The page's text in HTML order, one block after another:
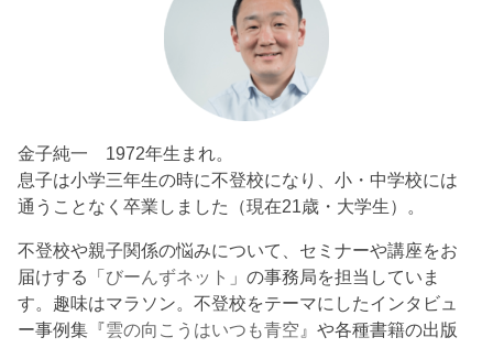
金子純一 1972年生まれ。
息子は小学三年生の時に不登校になり、小・中学校には
通うことなく卒業しました（現在21歳・大学生）。
不登校や親子関係の悩みについて、セミナーや講座をお
届けする「びーんずネット 」の事務局を担当していま
す。趣味はマラソン。不登校をテーマにしたインタビュ
ー事例集『雲の向こうはいつも青空 』や各種書籍の出版